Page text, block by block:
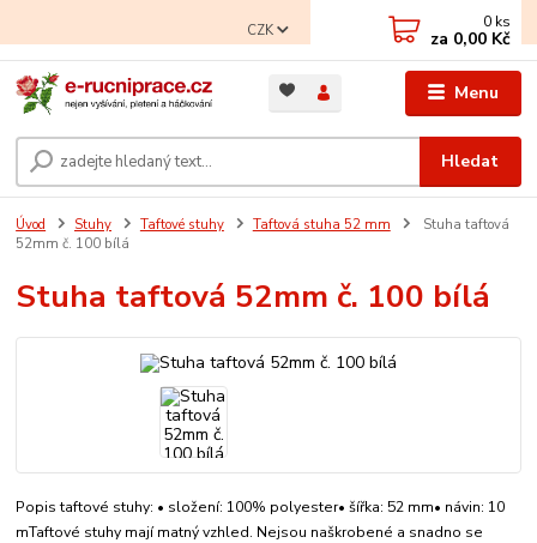
Menu
CZK
Hledat
0 ks
za 0,00 Kč
Úvod Stuhy Taftové stuhy Taftová stuha 52 mm
Stuha taftová
52mm č. 100 bílá
Stuha taftová 52mm č. 100 bílá
Popis taftové stuhy: • složení: 100% polyester• šířka: 52 mm• návin: 10
mTaftové stuhy mají matný vzhled. Nejsou naškrobené a snadno se